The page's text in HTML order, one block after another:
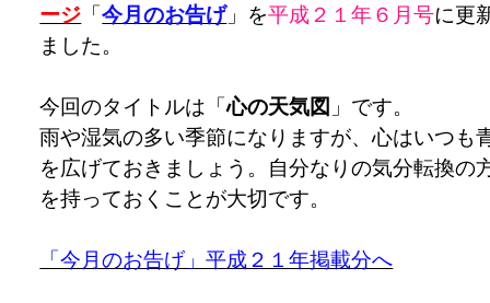
ージ 「今月のお告げ」を平成２１年６ 月号に更
ました。
今回のタイトルは「心の天気図 」 です。
雨や湿気の多い季節になりますが、心はいつも
を広げておきましょう。自分なりの気分転換の
を持っておくことが大切です。
「今月のお告げ」平成２１年掲載分へ